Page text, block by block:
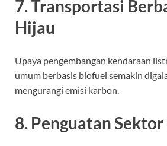
7. Transportasi
Hijau
Upaya pengembangan kendaraan
umum berbasis biofuel semakin
mengurangi emisi karbon.
8. Penguatan